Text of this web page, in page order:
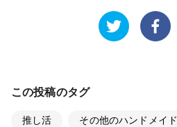
この投稿のタグ
推し活 その他のハンドメイド